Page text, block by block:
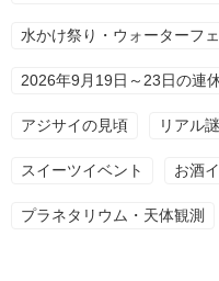
水かけ祭り・ウォーターフ
2026年9月19日～23日の連
アジサイの見頃 リアル
スイーツイベント お酒
プラネタリウム・天体観測